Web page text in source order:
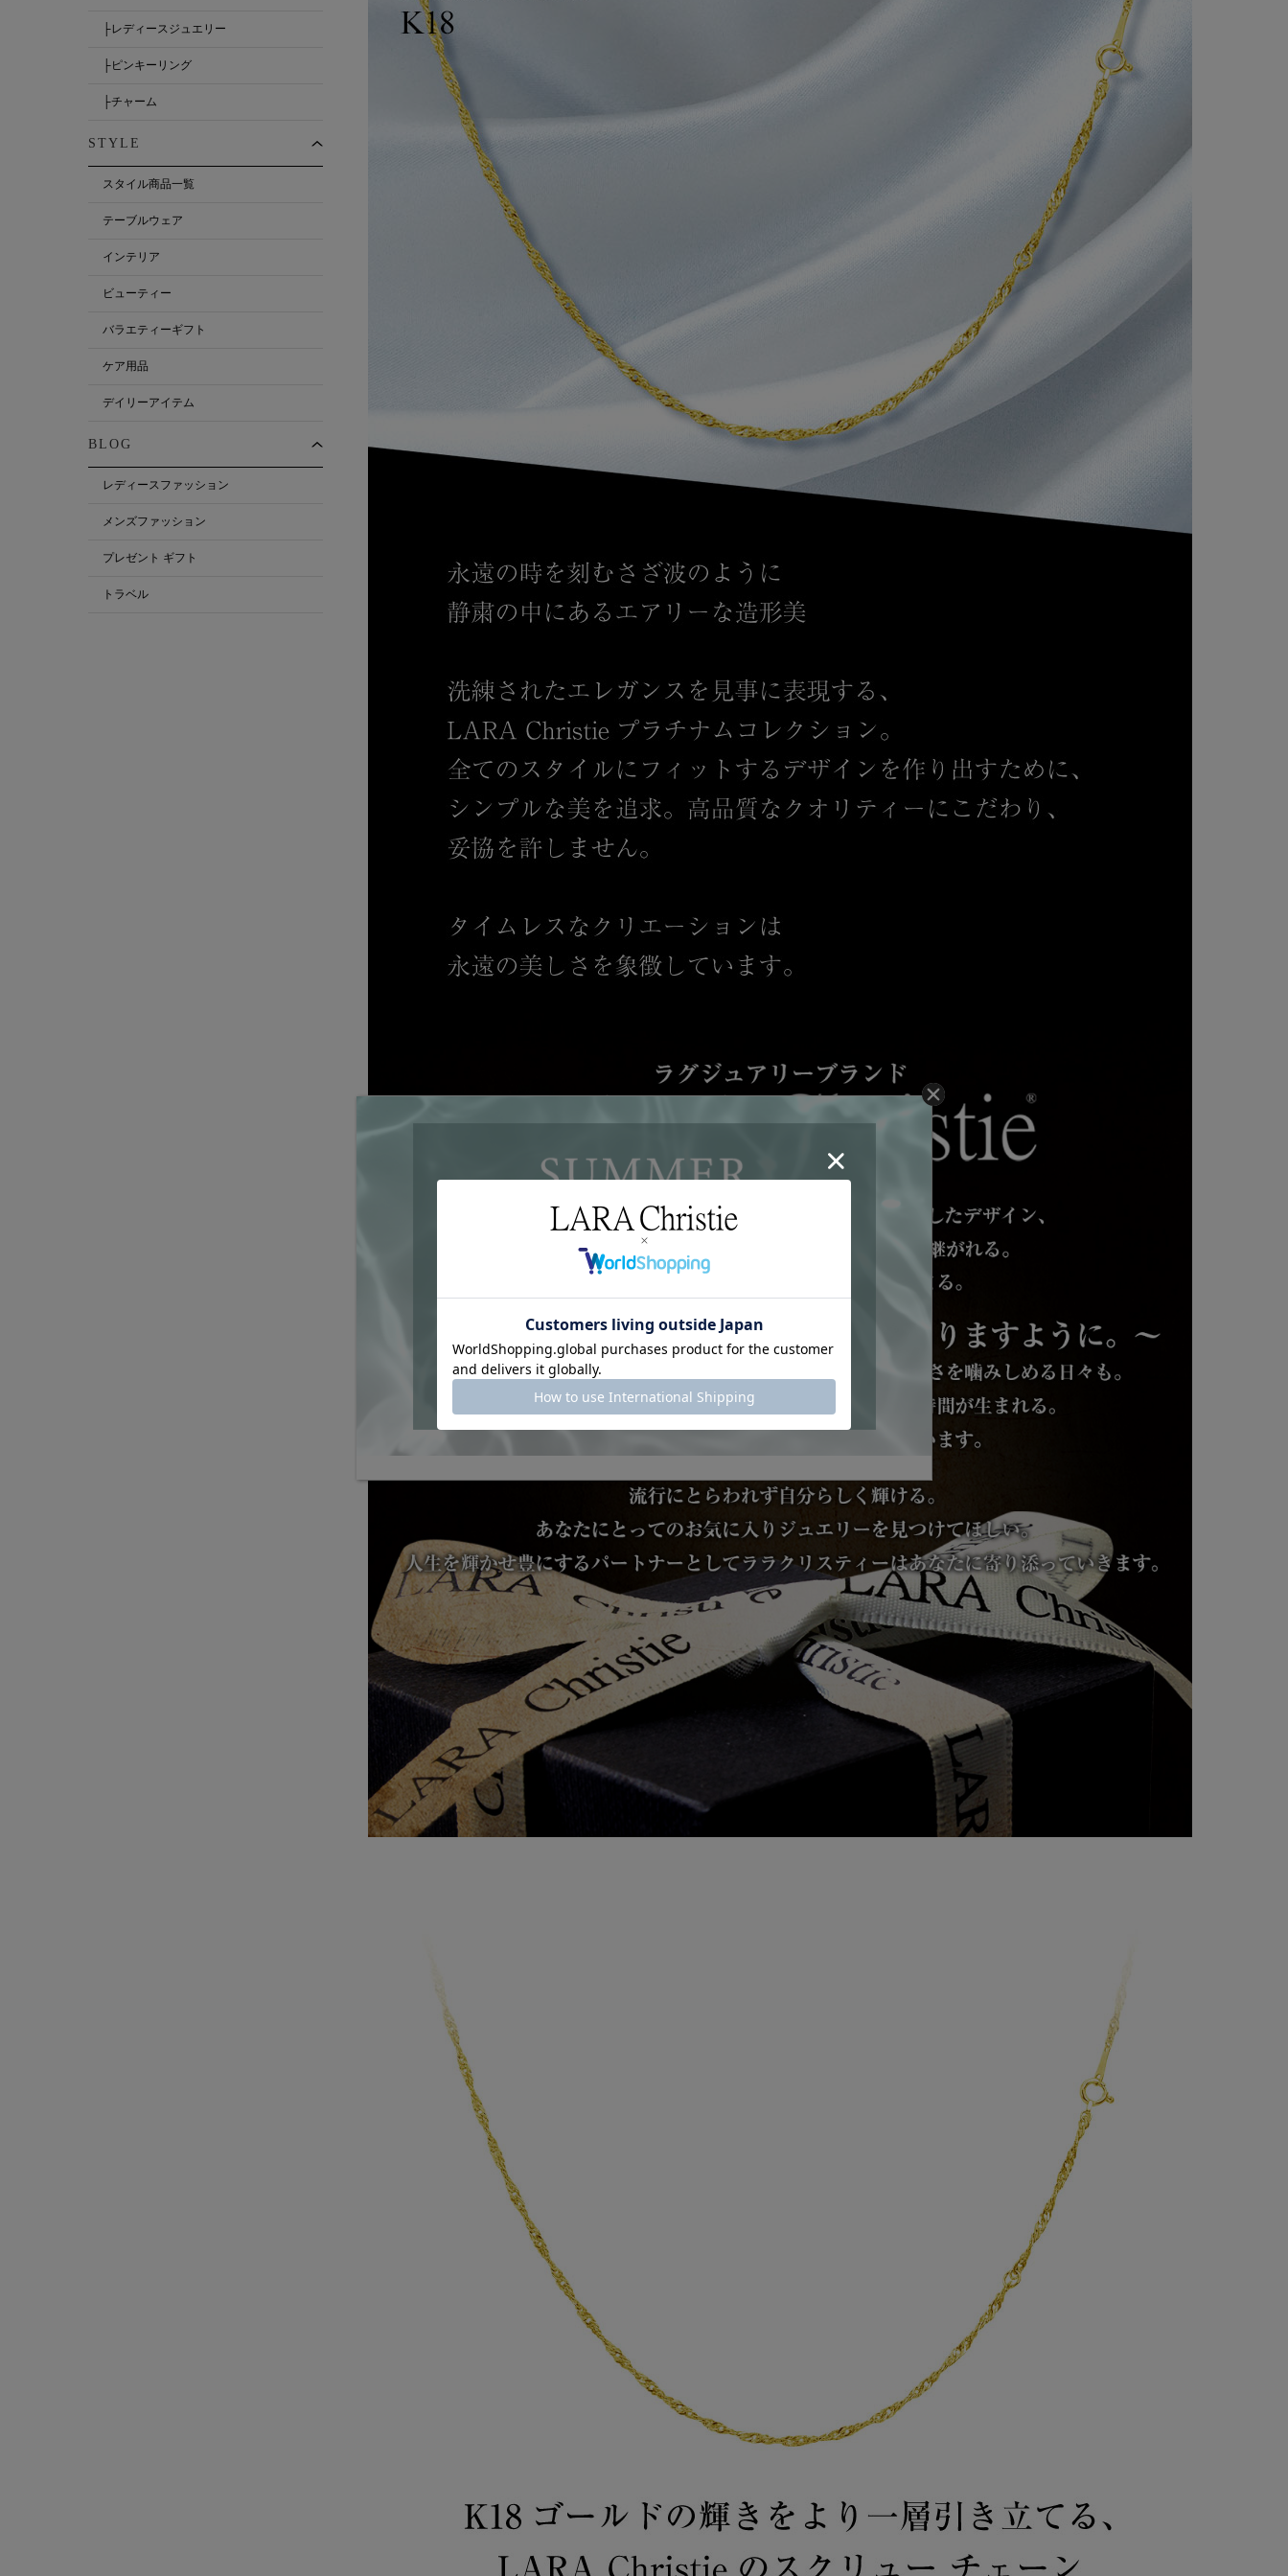
├レディースジュエリー
├ピンキーリング
├チャーム
STYLE
スタイル商品一覧
テーブルウェア
インテリア
ビューティー
バラエティーギフト
ケア用品
デイリーアイテム
BLOG
レディースファッション
メンズファッション
プレゼント ギフト
トラベル